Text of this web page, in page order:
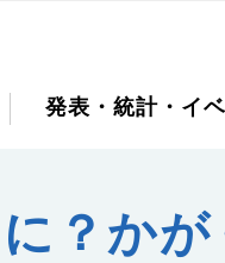
発表・統計・イ
？かが